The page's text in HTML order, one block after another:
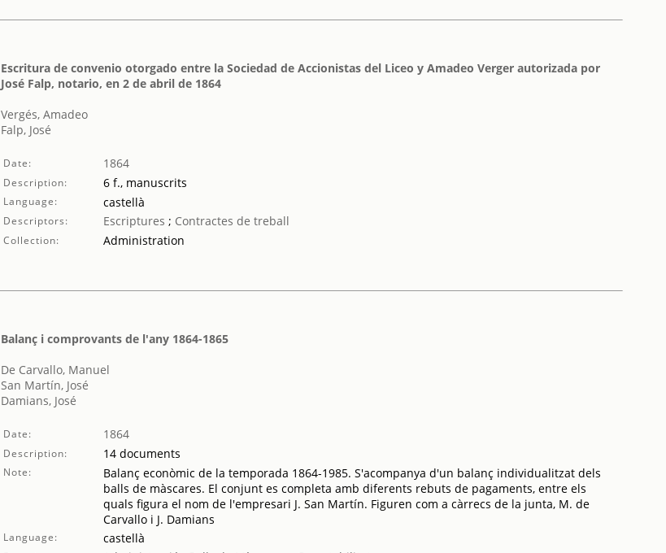
Escritura de convenio otorgado entre la Sociedad de Accionistas del Liceo y Amadeo Verger autorizada por
José Falp, notario, en 2 de abril de 1864
Vergés, Amadeo
Falp, José
Date: 1864
Description: 6 f., manuscrits
Language: castellà
Descriptors: Escriptures ; Contractes de treball
Collection: Administration
Balanç i comprovants de l'any 1864-1865
De Carvallo, Manuel
San Martín, José
Damians, José
Date: 1864
Description: 14 documents
Note:
Balanç econòmic de la temporada 1864-1985. S'acompanya d'un balanç individualitzat dels
balls de màscares. El conjunt es completa amb diferents rebuts de pagaments, entre els
quals figura el nom de l'empresari J. San Martín. Figuren com a càrrecs de la junta, M. de
Carvallo i J. Damians
Language: castellà